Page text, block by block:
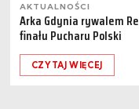
AKTUALNOŚCI
Arka Gdynia rywalem
finału Pucharu Polski
CZYTAJ WIĘCEJ